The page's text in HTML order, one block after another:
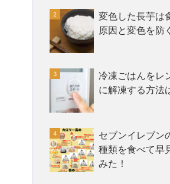
変色した長芋は
原因と変色を防
冷凍ごはんをレ
に解凍する方法
セブンイレブン
種類を食べて早
みた！